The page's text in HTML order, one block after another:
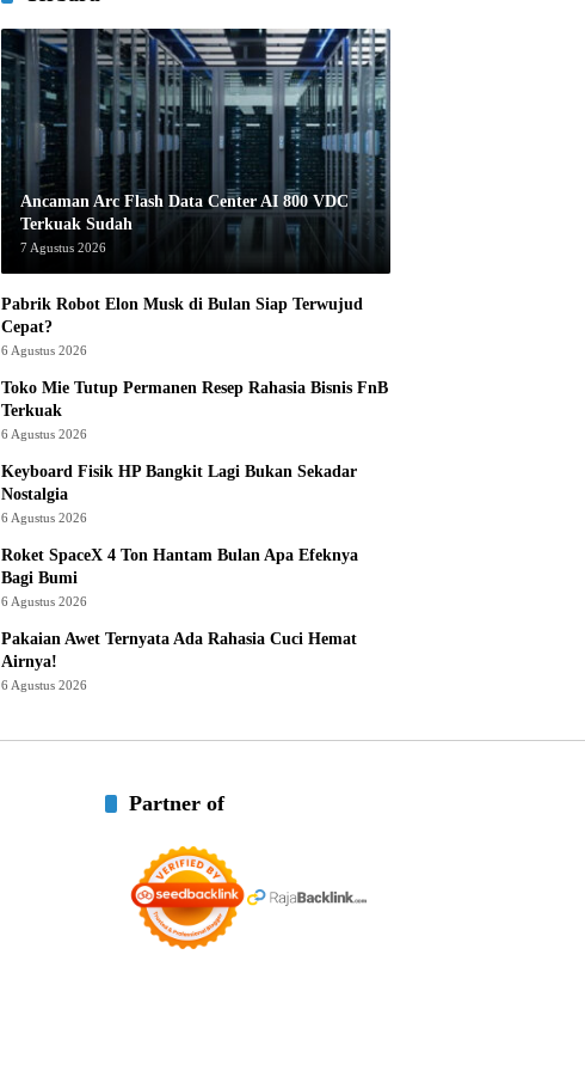
Ancaman Arc Flash Data Center AI 800 VDC
Terkuak Sudah
7 Agustus 2026
Pabrik Robot Elon Musk di Bulan Siap Terwujud
Cepat?
6 Agustus 2026
Toko Mie Tutup Permanen Resep Rahasia Bisnis FnB
Terkuak
6 Agustus 2026
Keyboard Fisik HP Bangkit Lagi Bukan Sekadar
Nostalgia
6 Agustus 2026
Roket SpaceX 4 Ton Hantam Bulan Apa Efeknya
Bagi Bumi
6 Agustus 2026
Pakaian Awet Ternyata Ada Rahasia Cuci Hemat
Airnya!
6 Agustus 2026
Partner of